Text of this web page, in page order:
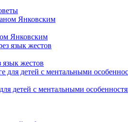
Янковским
язык жестов
детей с ментальными